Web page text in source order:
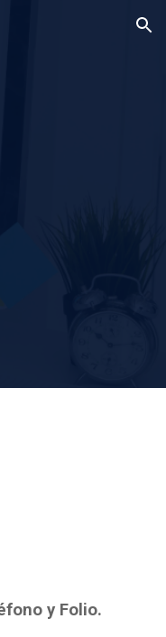
y Folio.